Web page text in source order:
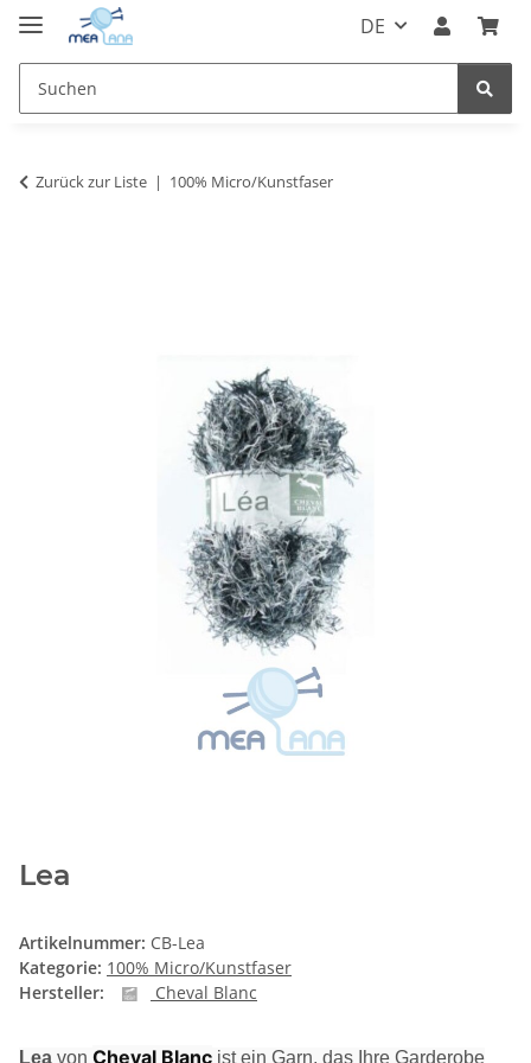
DE
Zurück zur Liste 100% Micro/Kunstfaser
Lea
Artikelnummer: CB-Lea
Kategorie: 100% Micro/Kunstfaser
Hersteller:
Cheval Blanc
Lea von Cheval Blanc ist ein Garn, das Ihre Garderobe